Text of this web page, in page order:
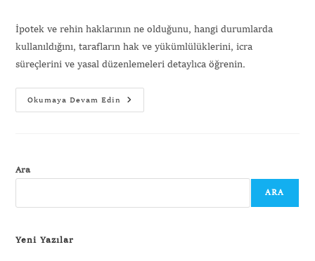
İpotek ve rehin haklarının ne olduğunu, hangi durumlarda
kullanıldığını, tarafların hak ve yükümlülüklerini, icra
süreçlerini ve yasal düzenlemeleri detaylıca öğrenin.
Okumaya Devam Edin
Ara
ARA
Yeni Yazılar